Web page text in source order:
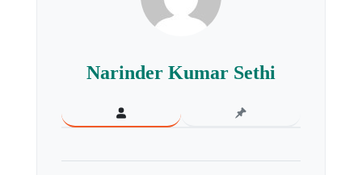
Narinder Kumar Sethi